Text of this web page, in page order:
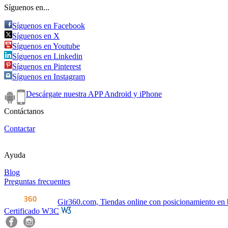
Síguenos en...
Síguenos en Facebook
Síguenos en X
Síguenos en Youtube
Síguenos en Linkedin
Síguenos en Pinterest
Síguenos en Instagram
Descárgate nuestra APP Android y iPhone
Contáctanos
Contactar
Ayuda
Blog
Preguntas frecuentes
Gir360.com, Tiendas online con posicionamiento en
Certificado W3C